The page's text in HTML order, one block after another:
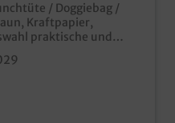
/ Doggiebag /
Kraftpapier,
und
mit